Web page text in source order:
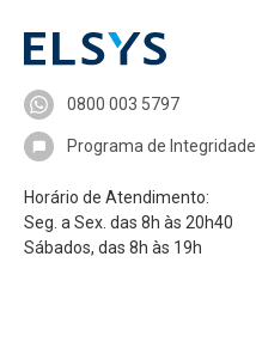
0800 003 5797
Programa de Integridade
Horário de Atendimento:
Seg. a Sex. das 8h às 20h40
Sábados, das 8h às 19h